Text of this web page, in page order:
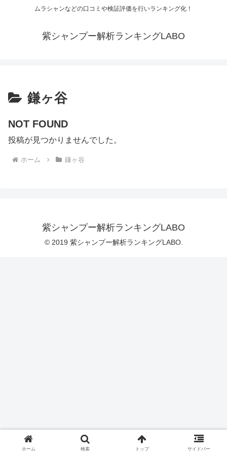
ムラシャンなどの口コミや検証評価を行いランキング化！
紫シャンプー解析ランキングLABO
鎌ヶ谷
NOT FOUND
投稿が見つかりませんでした。
ホーム 鎌ヶ谷
紫シャンプー解析ランキングLABO
© 2019 紫シャンプー解析ランキングLABO.
ホーム 検索 トップ サイドバー